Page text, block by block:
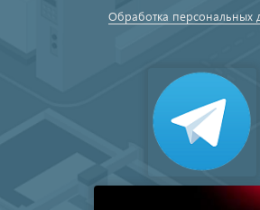
Обработка персональных